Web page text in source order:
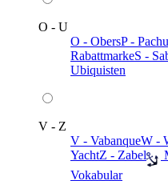
O - U
O - ObersP -
RabattmarkeS -
Ubiquisten
V - Z
V - VabanqueW -
YachtZ - Zabel
Vokabular